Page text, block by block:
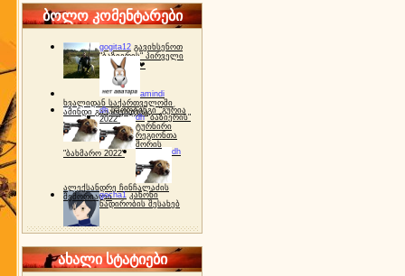
ბოლო კომენტარები
gogita12 გავიხსენოთ
"ბაზიერის" პირველი
ტურნირი ❤
amindi
ხვალიდან საქართველოში
ამინდი გაუარესდება
dh სპორტინგი "გურია
2022"
dh "ბაზიერის"
ტურნირი
რეგიონთა
შორის
"ბახმარო 2022"
dh
ალექსანდრე ჩინჩალაძის
მემორიალიgocha1 კანონი
ნადირობის შესახებ
ახალი სტატიები